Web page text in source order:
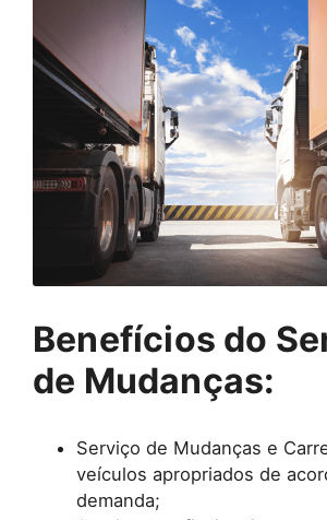
Benefícios do
de Mudanças:
Serviço de Mudanças e
veículos apropriados de
demanda;